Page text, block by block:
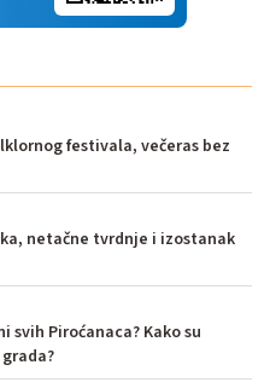
festivala, večeras bez
netačne tvrdnje i izostanak
svih Piroćanaca? Kako su